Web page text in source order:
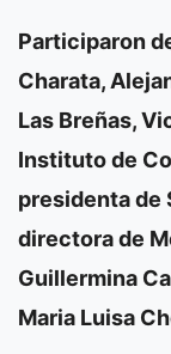
Participaron
Charata,
Las Breñas,
Instituto de
presidenta de
directora de
Guillermina
Maria Luisa